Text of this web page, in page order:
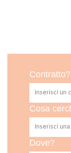
Contratto?
Cosa
Dove?